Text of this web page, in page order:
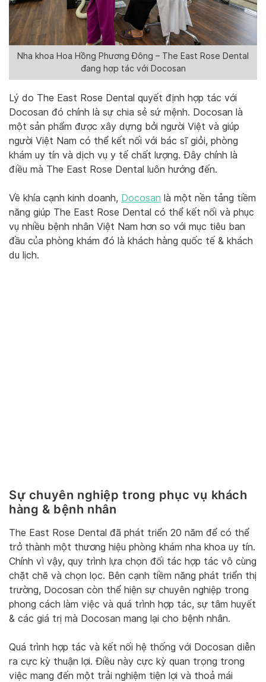
Nha khoa Hoa Hồng Phương Đông – The East Rose Dental
đang hợp tác với Docosan
Lý do The East Rose Dental quyết định hợp tác với
Docosan đó chính là sự chia sẻ sứ mệnh. Docosan là
một sản phẩm được xây dựng bởi người Việt và giúp
người Việt Nam có thể kết nối với bác sĩ giỏi, phòng
khám uy tín và dịch vụ y tế chất lượng. Đây chính là
điều mà The East Rose Dental luôn hướng đến.
Về khía cạnh kinh doanh, Docosan là một nền tảng tiềm
năng giúp The East Rose Dental có thể kết nối và phục
vụ nhiều bệnh nhân Việt Nam hơn so với mục tiêu ban
đầu của phòng khám đó là khách hàng quốc tế & khách
du lịch.
Sự chuyên nghiệp trong phục vụ khách
hàng & bệnh nhân
The East Rose Dental đã phát triển 20 năm để có thể
trở thành một thương hiệu phòng khám nha khoa uy tín.
Chính vì vậy, quy trình lựa chọn đối tác hợp tác vô cùng
chặt chẽ và chọn lọc. Bên cạnh tiềm năng phát triển thị
trường, Docosan còn thể hiện sự chuyên nghiệp trong
phong cách làm việc và quá trình hợp tác, sự tâm huyết
& các giá trị mà Docosan mang lại cho bệnh nhân.
Quá trình hợp tác và kết nối hệ thống với Docosan diễn
ra cực kỳ thuận lợi. Điều này cực kỳ quan trọng trong
việc mang đến một trải nghiệm tiện lợi và thoả mái